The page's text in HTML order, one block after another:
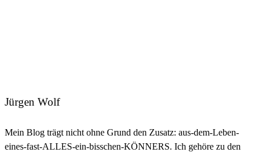
Jürgen Wolf
Mein Blog trägt nicht ohne Grund den Zusatz: aus-dem-Leben-
eines-fast-ALLES-ein-bisschen-KÖNNERS. Ich gehöre zu den